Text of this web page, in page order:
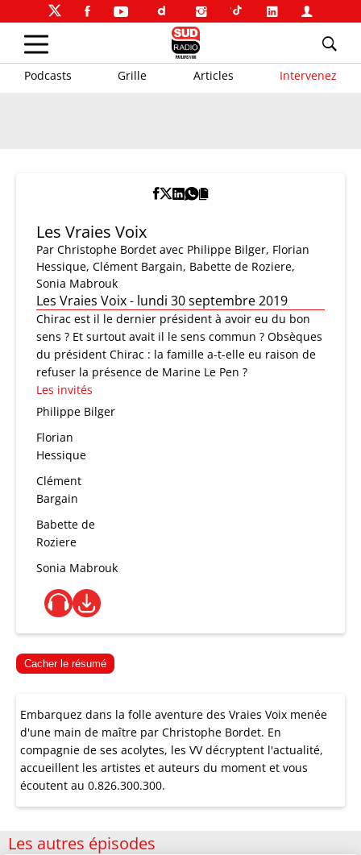
Podcasts Grille Articles Intervenez
Les Vraies Voix
Par Christophe Bordet avec Philippe Bilger, Florian
Hessique, Clément Bargain, Babette de Roziere,
Sonia Mabrouk
Les Vraies Voix - lundi 30 septembre 2019
Chirac est il le dernier président à avoir eu du bon
sens ? Et surtout avait il le sens commun ? Obsèques
du président Chirac : la famille a-t-elle eu raison de
refuser la présence de Marine Le Pen ?
Les invités
Philippe Bilger
Florian
Hessique
Clément
Bargain
Babette de
Roziere
Sonia Mabrouk
Cacher le résumé
Embarquez dans la folle aventure des Vraies Voix menée
d'une main de maître par Christophe Bordet. En
compagnie de ses acolytes, les VV décryptent l'actualité,
accueillent les artistes et auteurs du moment et vous
écoutent au 0.826.300.300.
Les autres épisodes